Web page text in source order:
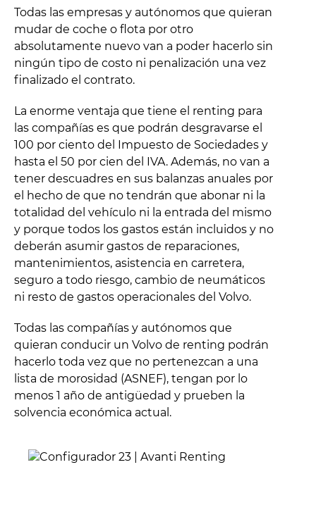
Todas las empresas y autónomos que quieran
mudar de coche o flota por otro
absolutamente nuevo van a poder hacerlo sin
ningún tipo de costo ni penalización una vez
finalizado el contrato.
La enorme ventaja que tiene el renting para
las compañías es que podrán desgravarse el
100 por ciento del Impuesto de Sociedades y
hasta el 50 por cien del IVA. Además, no van a
tener descuadres en sus balanzas anuales por
el hecho de que no tendrán que abonar ni la
totalidad del vehículo ni la entrada del mismo
y porque todos los gastos están incluidos y no
deberán asumir gastos de reparaciones,
mantenimientos, asistencia en carretera,
seguro a todo riesgo, cambio de neumáticos
ni resto de gastos operacionales del Volvo.
Todas las compañías y autónomos que
quieran conducir un Volvo de renting podrán
hacerlo toda vez que no pertenezcan a una
lista de morosidad (ASNEF), tengan por lo
menos 1 año de antigüedad y prueben la
solvencia económica actual.